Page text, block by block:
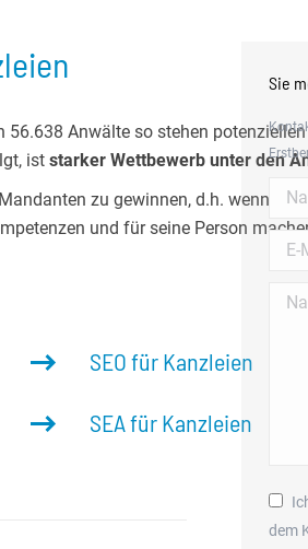
56.638 Anwälte so stehen
ist starker Wettbewerb unter den
zu gewinnen, d.h. wenn er
und für seine Person
SEO für Kanzleien
SEA für Kanzleien
Sie
E-
dem